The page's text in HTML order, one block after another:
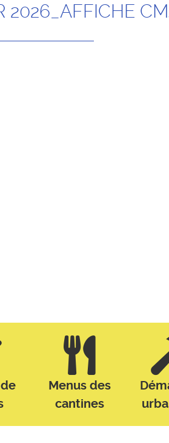
2026_AFFICHE
Menus des
cantines